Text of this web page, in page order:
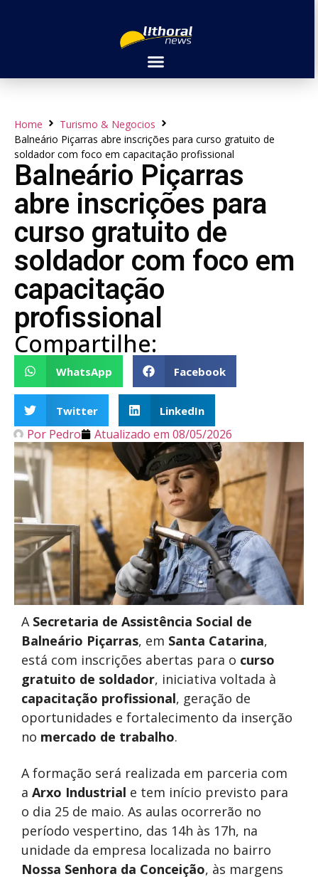
Home
Turismo & Negocios
Balneário Piçarras abre inscrições para curso gratuito de
soldador com foco em capacitação profissional
Balneário Piçarras
abre inscrições para
curso gratuito de
soldador com foco em
capacitação
profissional
Compartilhe:
WhatsApp Facebook
Twitter LinkedIn
Por Pedro Atualizado em 08/05/2026
A Secretaria de Assistência Social de
Balneário Piçarras, em Santa Catarina,
está com inscrições abertas para o curso
gratuito de soldador, iniciativa voltada à
capacitação profissional, geração de
oportunidades e fortalecimento da inserção
no mercado de trabalho.
A formação será realizada em parceria com
a Arxo Industrial e tem início previsto para
o dia 25 de maio. As aulas ocorrerão no
período vespertino, das 14h às 17h, na
unidade da empresa localizada no bairro
Nossa Senhora da Conceição, às margens